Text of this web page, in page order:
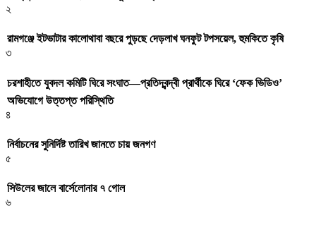
২
রামগঞ্জে ইটভাটার কালোথাবা বছরে পুড়ছে দেড়লাখ ঘনফুট টপসয়েল, হুমকিতে কৃষি
৩
চরশাহীতে যুবদল কমিটি ঘিরে সংঘাত—প্রতিদ্বন্দ্বী প্রার্থীকে ঘিরে ‘ফেক ভিডিও’
অভিযোগে উত্তপ্ত পরিস্থিতি
৪
নির্বাচনের সুনির্দিষ্ট তারিখ জানতে চায় জনগণ
৫
সিউলের জালে বার্সেলোনার ৭ গোল
৬